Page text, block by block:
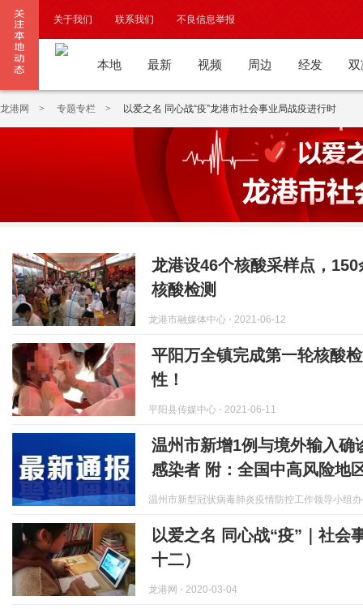
关于我们 联系我们 不良信息举报
违法和不良信息公开举报电话
本地 最新 视频 周边 经发 双
龙港网 > 专题专栏 > 以爱之名 同心战“疫”龙港市社会事业局战疫进行时
龙港设46个核酸采样点，
核酸检测
龙港市融媒体中心 ⋅ 2021-06-12
平阳万全镇完成第一轮核酸
性！
平阳县传媒中心 ⋅ 2021-06-11
温州市新增1例与境外输入确
感染者 附：全国中高风险地
温州市新型冠状病毒肺炎疫情防控工作领导小组
以爱之名 同心战“疫”｜社会
十二）
龙港网 ⋅ 2020-03-04